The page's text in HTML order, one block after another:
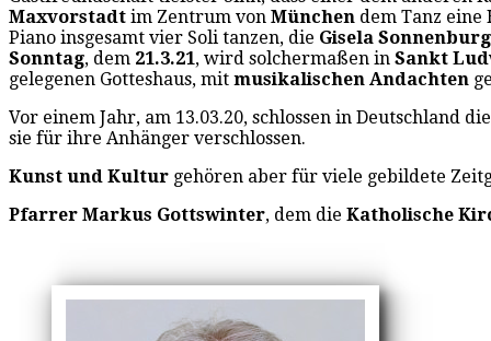
Maxvorstadt im Zentrum von München dem Tanz
Piano insgesamt vier Soli tanzen, die Gisela Sonnenburg
Sonntag, dem 21.3.21, wird solchermaßen in Sankt
gelegenen Gotteshaus, mit musikalischen Andachten
Vor einem Jahr, am 13.03.20, schlossen in Deutschland
sie für ihre Anhänger verschlossen.
Kunst und Kultur gehören aber für viele gebildete
Pfarrer Markus Gottswinter, dem die Katholische